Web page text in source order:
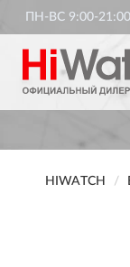
ПН-ВС 9:00-21:00
HIWATCH